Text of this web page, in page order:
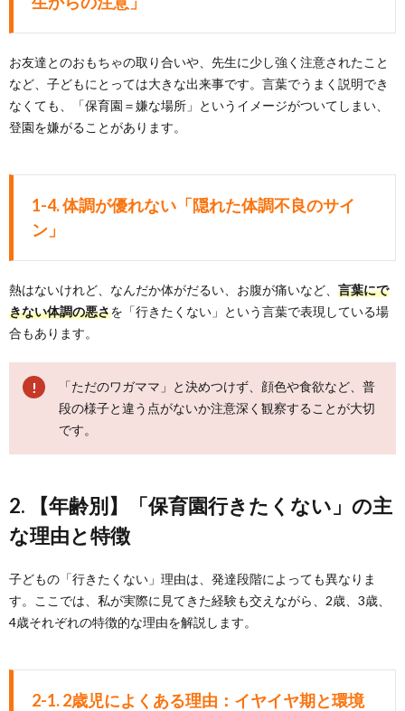
お友達とのおもちゃの取り合いや、先生に少し強く注意されたこと
など、子どもにとっては大きな出来事です。言葉でうまく説明でき
なくても、「保育園＝嫌な場所」というイメージがついてしまい、
登園を嫌がることがあります。
1-4. 体調が優れない「隠れた体調不良のサイ
ン」
熱はないけれど、なんだか体がだるい、お腹が痛いなど、 言葉にで
きない体調の悪さを「行きたくない」という言葉で表現している場
合もあります。
「ただのワガママ」と決めつけず、顔色や食欲など、普
段の様子と違う点がないか注意深く観察することが大切
です。
2. 【年齢別】「保育園行きたくない」の主
な理由と特徴
子どもの「行きたくない」理由は、発達段階によっても異なりま
す。ここでは、私が実際に見てきた経験も交えながら、2歳、3歳、
4歳それぞれの特徴的な理由を解説します。
2-1. 2歳児によくある理由：イヤイヤ期と環境